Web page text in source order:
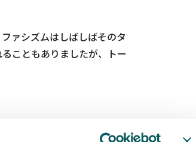
ァシズムはしばしばそのタ
こともありましたが、トー
なるであろうキャラクタ